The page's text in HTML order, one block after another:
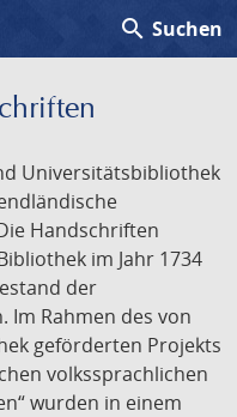
search Suchen
Universitätsbibliothek
Handschriften
im Jahr 1734
der
Im Rahmen des von
geförderten Projekts
volkssprachlichen
wurden in einem